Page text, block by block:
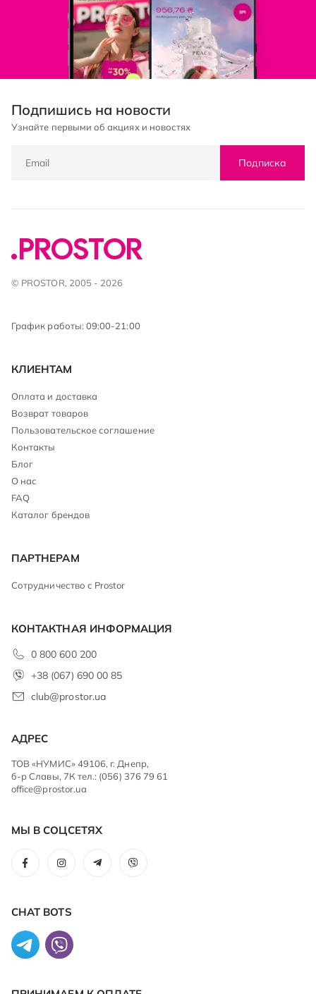
Подпишись на новости
Узнайте первыми об акциях и новостях
Подписка
© PROSTOR, 2005 - 2026
График работы: 09:00-21:00
КЛИЕНТАМ
Оплата и доставка
Возврат товаров
Пользовательское соглашение
Контакты
Блог
О нас
FAQ
Каталог брендов
ПАРТНЕРАМ
Сотрудничество с Prostor
КОНТАКТНАЯ ИНФОРМАЦИЯ
0 800 600 200
+38 (067) 690 00 85
club@prostor.ua
АДРЕС
ТОВ «НУМИС» 49106, г. Днепр,
б-р Славы, 7К тел.: (056) 376 79 61
office@prostor.ua
МЫ В СОЦСЕТЯХ
CHAT BOTS